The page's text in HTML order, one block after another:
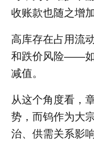
收账款也随之增加
高库存在占用流
和跌价风险——如
减值。
从这个角度看，
势，而钨作为大
治、供需关系影